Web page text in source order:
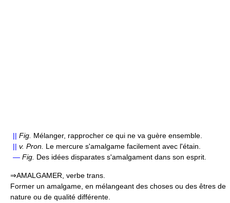
|| Fig. Mélanger, rapprocher ce qui ne va guère ensemble.
|| v. Pron. Le mercure s'amalgame facilement avec l'étain.
— Fig. Des idées disparates s'amalgament dans son esprit.
⇒AMALGAMER, verbe trans.
Former un amalgame, en mélangeant des choses ou des êtres de
nature ou de qualité différente.